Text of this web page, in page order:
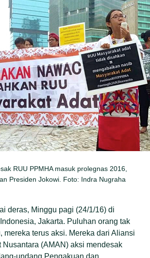
RUU PPMHA masuk prolegnas 2016,
Presiden Jokowi. Foto: Indra Nugraha
deras, Minggu pagi (24/1/16) di
Jakarta. Puluhan orang tak
mereka terus aksi. Mereka dari Aliansi
Nusantara (AMAN) aksi mendesak
undang Pengakuan dan